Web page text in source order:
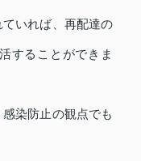
いれば、再配達の
することができま
染防止の観点でも